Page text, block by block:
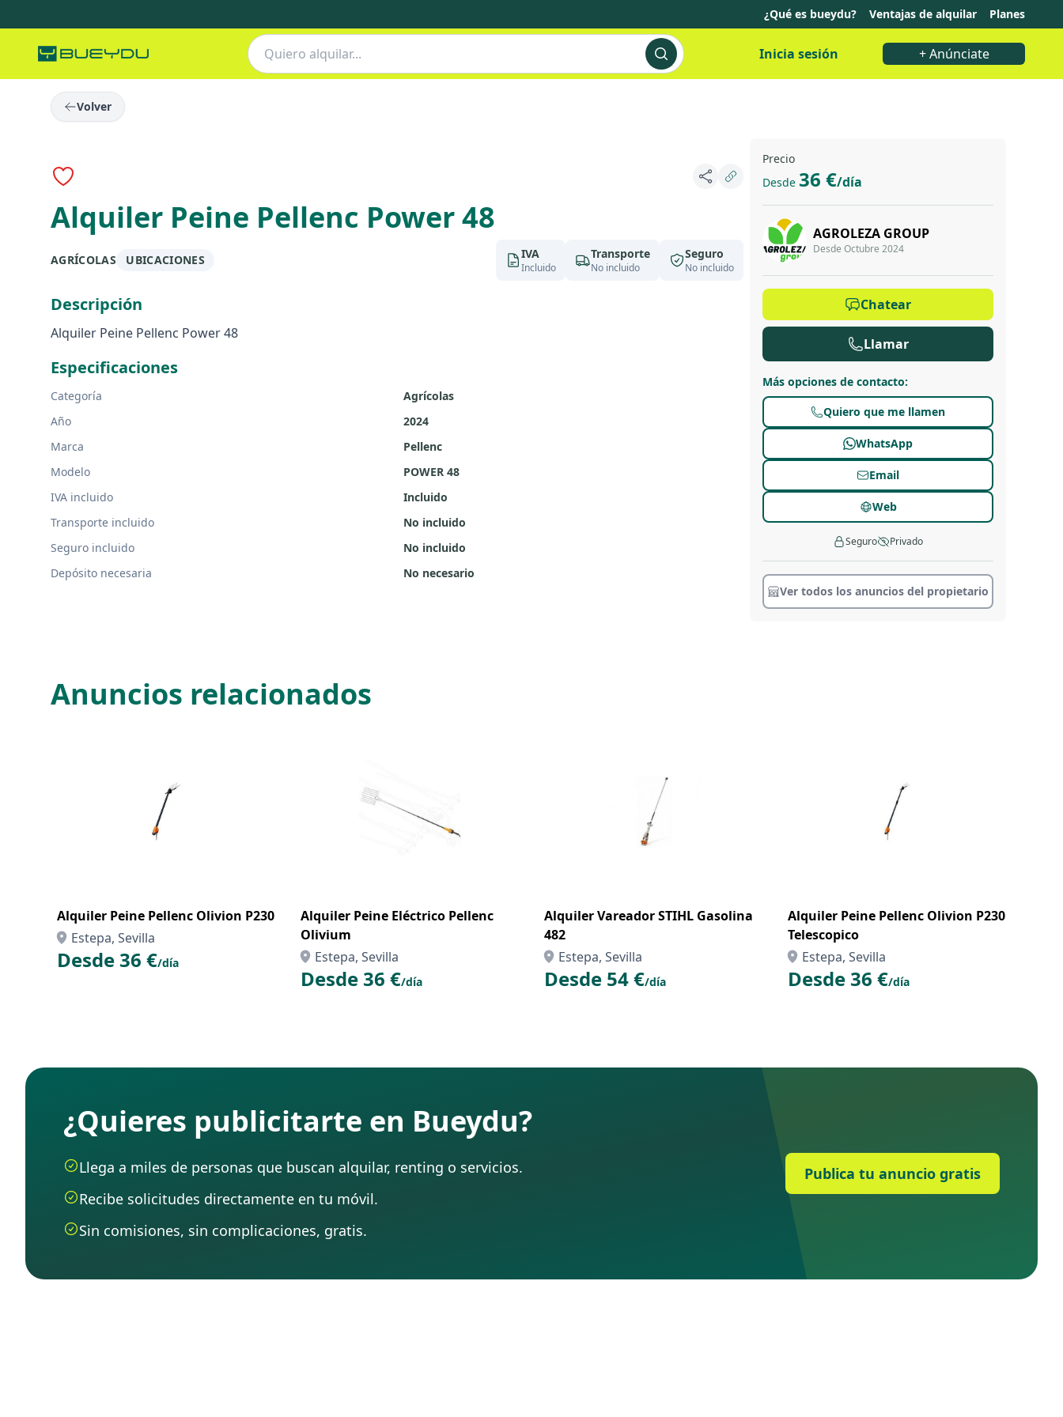
¿Qué es bueydu? Ventajas de alquilar Planes
Inicia sesión + Anúnciate
Volver
Alquiler Peine Pellenc Power 48
AGRÍCOLAS UBICACIONES IVA
Incluido
Transporte
No incluido
Seguro
No incluido
Descripción
Alquiler Peine Pellenc Power 48
Especificaciones
Categoría
Agrícolas
Año
2024
Marca
Pellenc
Modelo
POWER 48
IVA incluido
Incluido
Transporte incluido
No incluido
Seguro incluido
No incluido
Depósito necesaria
No necesario
Precio
Desde 36 €/día
AGROLEZA GROUP
Desde Octubre 2024
Chatear
Llamar
Más opciones de contacto:
Quiero que me llamen
WhatsApp
Email
Web
Seguro Privado
Ver todos los anuncios del propietario
Anuncios relacionados
Alquiler Peine Pellenc Olivion P230
Estepa, Sevilla
Desde 36 €/día
Alquiler Peine Eléctrico Pellenc
Olivium
Estepa, Sevilla
Desde 36 €/día
Alquiler Vareador STIHL Gasolina
482
Estepa, Sevilla
Desde 54 €/día
Alquiler Peine Pellenc Olivion P230
Telescopico
Estepa, Sevilla
Desde 36 €/día
¿Quieres publicitarte en Bueydu?
Llega a miles de personas que buscan alquilar, renting o servicios.
Recibe solicitudes directamente en tu móvil.
Sin comisiones, sin complicaciones, gratis.
Publica tu anuncio gratis